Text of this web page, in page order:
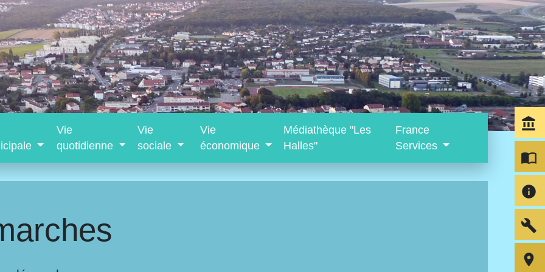
Vie
quotidienne
Vie
sociale
Vie
économique
Médiathèque "Les
Halles"
France
Services
account_balance
import_contacts
info
build
room